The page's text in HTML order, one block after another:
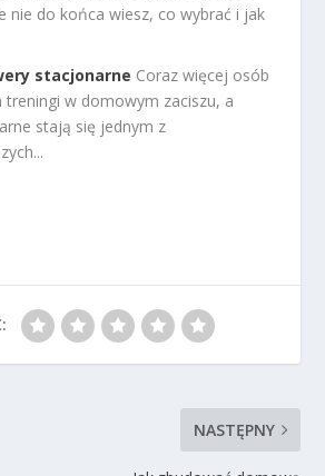
nie do końca wiesz, co wybrać i jak
stacjonarne Coraz więcej osób
treningi w domowym zaciszu, a
stają się jednym z
NASTĘPNY